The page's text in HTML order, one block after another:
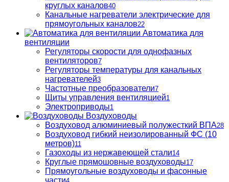
круглых каналов40
Канальные нагреватели электрические для
прямоугольных каналов22
Автоматика для
вентиляции
Регуляторы скорости для однофазных
вентиляторов7
Регуляторы температуры для канальных
нагревателей3
Частотные преобразователи7
Щиты управления вентиляцией1
Электроприводы1
Воздуховоды
Воздуховод алюминиевый полужесткий ВПА28
Воздуховод гибкий неизолированный ФС (10
метров)11
Газоходы из нержавеющей стали14
Круглые прямошовные воздуховоды17
Прямоугольные воздуховоды и фасонные
части